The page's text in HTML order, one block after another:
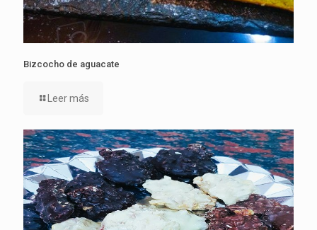
Bizcocho de aguacate
Leer más